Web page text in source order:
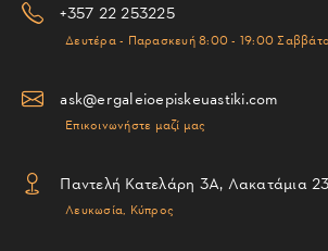
+357 22 253225
Δευτέρα - Παρασκευή 8:00 - 19:00
ask@ergaleioepiskeuastiki.com
Επικοινωνήστε μαζί μας
Παντελή Κατελάρη 3Α, Λακατάμια
Λευκωσία, Κύπρος